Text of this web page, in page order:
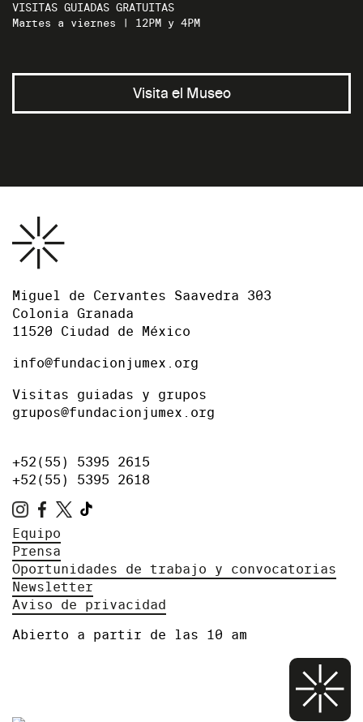
VISITAS GUIADAS GRATUITAS
Martes a viernes | 12PM y 4PM
Visita el Museo
Miguel de Cervantes Saavedra 303
Colonia Granada
11520 Ciudad de México
info@fundacionjumex.org
Visitas guiadas y grupos
grupos@fundacionjumex.org
+52(55) 5395 2615
+52(55) 5395 2618
Equipo
Prensa
Oportunidades de trabajo y convocatorias
Newsletter
Aviso de privacidad
Abierto a partir de las 10 am